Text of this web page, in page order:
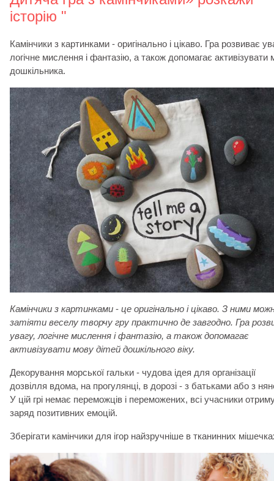
історію "
Камінчики з картинками - оригінально і цікаво. Гра розвиває
логічне мислення і фантазію, а також допомагає активізувати
дошкільника.
Камінчики з картинками - це оригінально і цікаво. З ними
затіяти веселу творчу гру практично де завгодно. Гра
увагу, логічне мислення і фантазію, а також допомагає
активізувати мову дітей дошкільного віку.
Декорування морської гальки - чудова ідея для організації
дозвілля вдома, на прогулянці, в дорозі - з батьками або з
У цій грі немає переможців і переможених, всі учасники
заряд позитивних емоцій.
Зберігати камінчики для ігор найзручніше в тканинних